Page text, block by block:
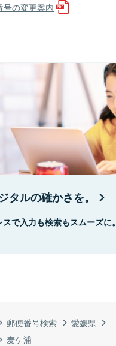
郵便番号検索
愛媛県
麦ケ浦
の変更案内
タルの確かさを。
で入力も検索もスムーズに。